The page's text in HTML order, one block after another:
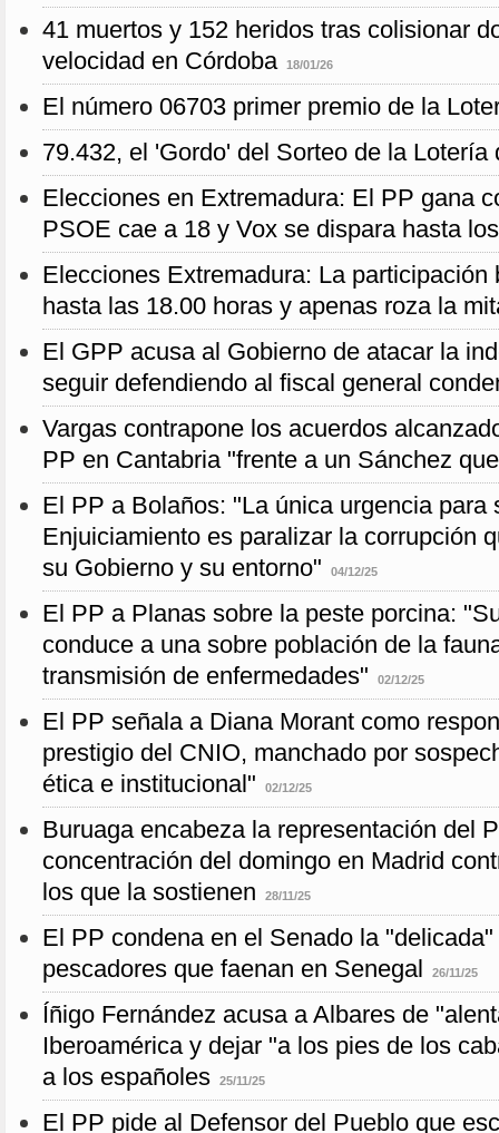
41 muertos y 152 heridos tras colisionar
velocidad en Córdoba
18/01/26
El número 06703 primer premio de la
79.432, el 'Gordo' del Sorteo de la Lotería
Elecciones en Extremadura: El PP gana
PSOE cae a 18 y Vox se dispara hasta
Elecciones Extremadura: La participación
hasta las 18.00 horas y apenas roza la
El GPP acusa al Gobierno de atacar la
seguir defendiendo al fiscal general
Vargas contrapone los acuerdos
PP en Cantabria "frente a un Sánchez
El PP a Bolaños: "La única urgencia para
Enjuiciamiento es paralizar la corrupción
su Gobierno y su entorno"
04/12/25
El PP a Planas sobre la peste porcina:
conduce a una sobre población de la
transmisión de enfermedades"
02/12/25
El PP señala a Diana Morant como
prestigio del CNIO, manchado por
ética e institucional"
02/12/25
Buruaga encabeza la representación del
concentración del domingo en Madrid
los que la sostienen
28/11/25
El PP condena en el Senado la
pescadores que faenan en Senegal
26/11/25
Íñigo Fernández acusa a Albares de
Iberoamérica y dejar "a los pies de los
a los españoles
25/11/25
El PP pide al Defensor del Pueblo que